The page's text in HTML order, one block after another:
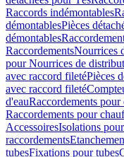
Raccords indémontables
démontablesPièces
démontables
RaccordementsNourrices
pour Nourrices de
avec raccord filetéPièces
avec raccord fileté
d'eauRaccordements pour
Raccordements pour
AccessoiresIsolations
raccordements
tubesFixations pour tubes